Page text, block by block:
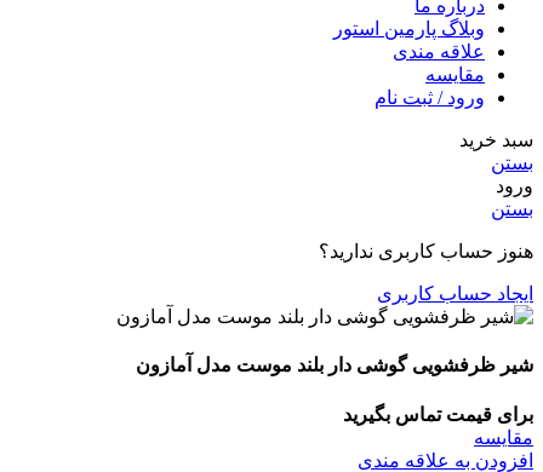
درباره ما
وبلاگ پارمین استور
علاقه مندی
مقایسه
ورود / ثبت نام
سبد خرید
بستن
ورود
بستن
هنوز حساب کاربری ندارید؟
ایجاد حساب کاربری
شیر ظرفشویی گوشی دار بلند موست مدل آمازون
برای قیمت تماس بگیرید
مقایسه
افزودن به علاقه مندی